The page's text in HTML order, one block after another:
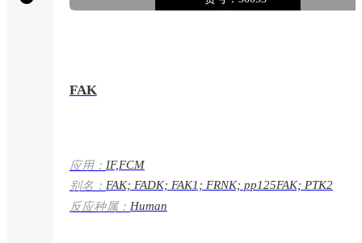
FAK
应用： IF,FCM
别名： FAK; FADK; FAK1; FRNK; pp125FAK; PTK2
反应种属： Human